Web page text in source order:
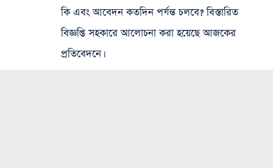
কি এবং আবেদন কতদিন পর্যন্ত চলবে? বিস্তারিত
বিজ্ঞপ্তি সহকারে আলোচনা করা হয়েছে আজকের
প্রতিবেদনে।